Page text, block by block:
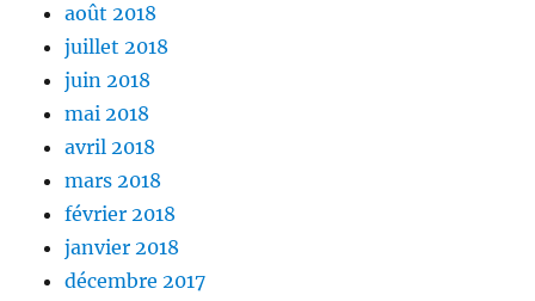
août 2018
juillet 2018
juin 2018
mai 2018
avril 2018
mars 2018
février 2018
janvier 2018
décembre 2017